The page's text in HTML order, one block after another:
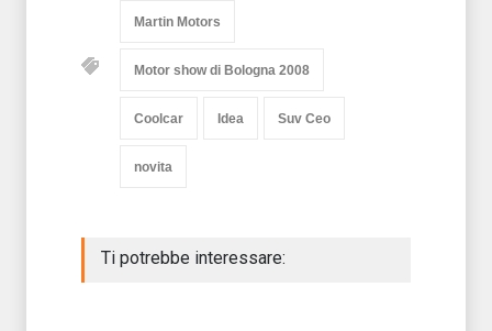
Martin Motors
Motor show di Bologna 2008
Coolcar Idea Suv Ceo
novita
Ti potrebbe interessare: